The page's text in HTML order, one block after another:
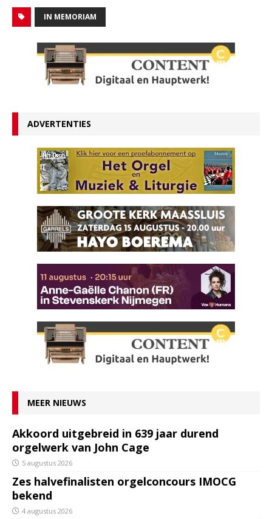
IN MEMORIAM
ADVERTENTIES
MEER NIEUWS
Akkoord uitgebreid in 639 jaar durend
orgelwerk van John Cage
5 augustus 2026
Zes halvefinalisten orgelconcours IMOCG
bekend
4 augustus 2026